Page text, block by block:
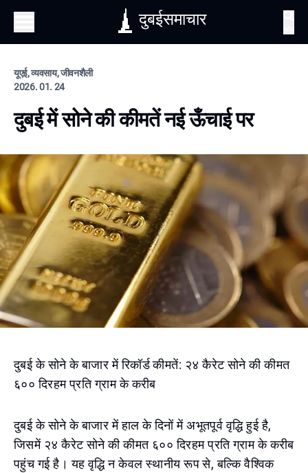
दुबईसमाचार
यूएई, व्यवसाय, जीवनशैली
2026. 01. 24
दुबई में सोने की कीमतें नई ऊँचाई पर
दुबई के सोने के बाजार में रिकॉर्ड कीमतें: २४ कैरेट सोने की कीमत
६०० दिरहम प्रति ग्राम के करीब
दुबई के सोने के बाजार में हाल के दिनों में अभूतपूर्व वृद्धि हुई है,
जिसमें २४ कैरेट सोने की कीमत ६०० दिरहम प्रति ग्राम के करीब
पहुंच गई है। यह वृद्धि न केवल स्थानीय रूप से, बल्कि वैश्विक